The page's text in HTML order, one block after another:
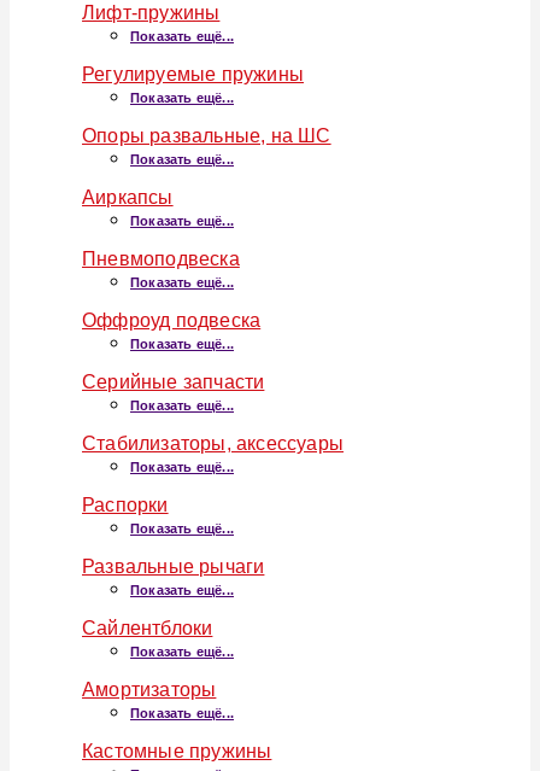
Лифт-пружины
Показать ещё...
Регулируемые пружины
Показать ещё...
Опоры развальные, на ШС
Показать ещё...
Аиркапсы
Показать ещё...
Пневмоподвеска
Показать ещё...
Оффроуд подвеска
Показать ещё...
Серийные запчасти
Показать ещё...
Стабилизаторы, аксессуары
Показать ещё...
Распорки
Показать ещё...
Развальные рычаги
Показать ещё...
Сайлентблоки
Показать ещё...
Амортизаторы
Показать ещё...
Кастомные пружины